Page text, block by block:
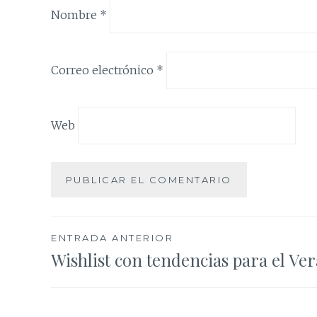
Nombre *
Correo electrónico *
Web
Navegación
ENTRADA ANTERIOR
Wishlist con tendencias para el